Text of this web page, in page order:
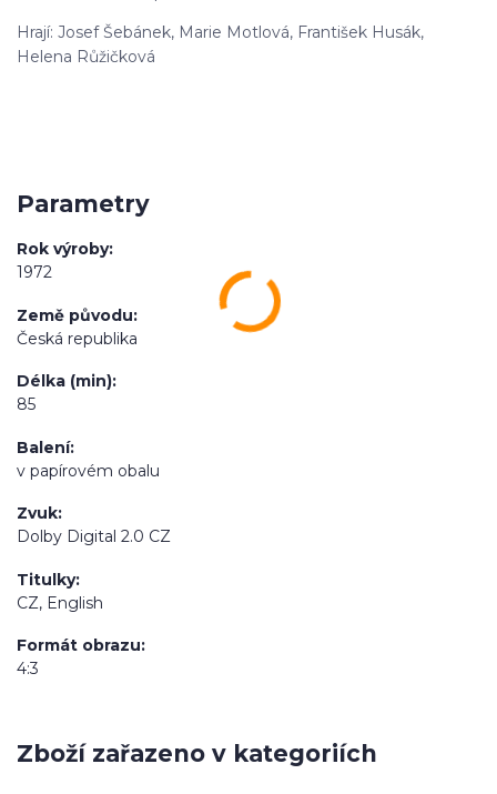
Hrají: Josef Šebánek, Marie Motlová, František Husák,
Helena Růžičková
Parametry
Rok výroby
1972
Země původu
Česká republika
Délka (min)
85
Balení
v papírovém obalu
Zvuk
Dolby Digital 2.0 CZ
Titulky
CZ, English
Formát obrazu
4:3
Zboží zařazeno v kategoriích